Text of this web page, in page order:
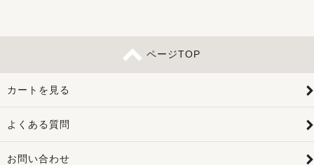
ページTOP
カートを見る
よくある質問
お問い合わせ